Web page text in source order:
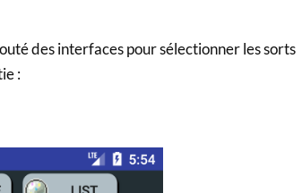
des interfaces pour sélectionner les sorts
: